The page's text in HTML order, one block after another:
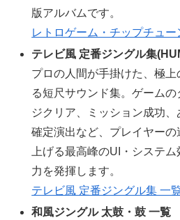
版アルバムです。
レトロゲーム・チップチュー
テレビ風 定番ジングル集
プロの人間が手掛けた、極
る短尺サウンド集。ゲーム
ジクリア、ミッション成功
確定演出など、プレイヤーの
上げる最高峰のUI・システ
力を発揮します。
テレビ風 定番ジングル集 一
和風ジングル 太鼓・鼓 一覧